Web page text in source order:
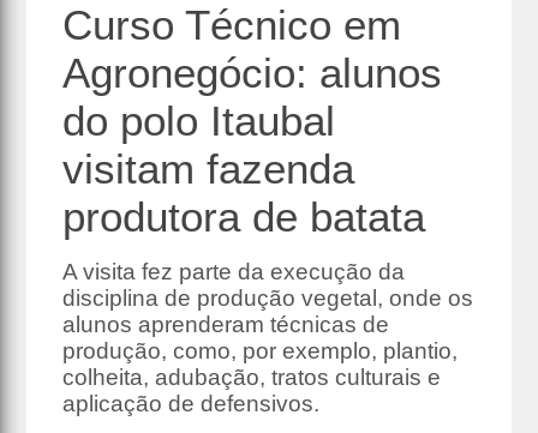
Curso Técnico em
Agronegócio: alunos
do polo Itaubal
visitam fazenda
produtora de batata
A visita fez parte da execução da
disciplina de produção vegetal, onde os
alunos aprenderam técnicas de
produção, como, por exemplo, plantio,
colheita, adubação, tratos culturais e
aplicação de defensivos.